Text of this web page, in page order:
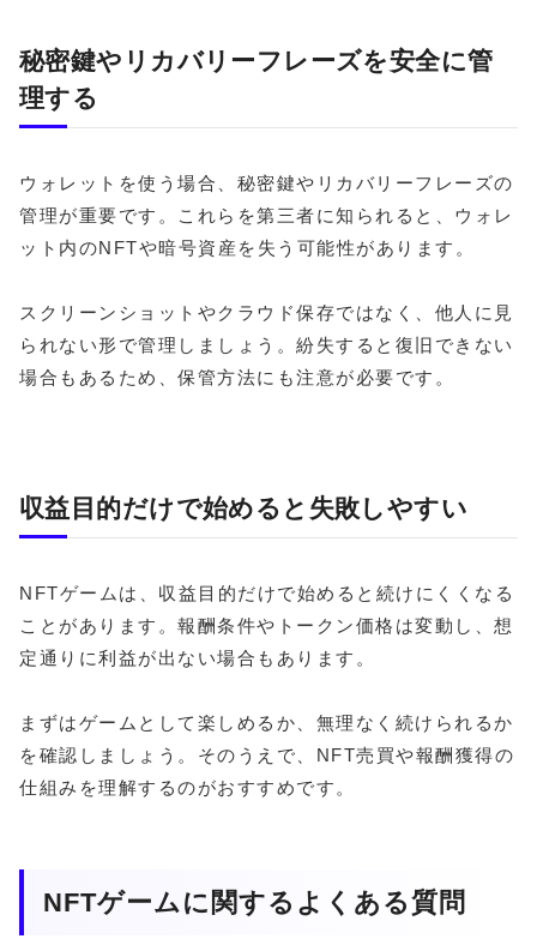
秘密鍵やリカバリーフレーズを安全に管
理する
ウォレットを使う場合、秘密鍵やリカバリーフレーズの
管理が重要です。これらを第三者に知られると、ウォレ
ット内のNFTや暗号資産を失う可能性があります。
スクリーンショットやクラウド保存ではなく、他人に見
られない形で管理しましょう。紛失すると復旧できない
場合もあるため、保管方法にも注意が必要です。
収益目的だけで始めると失敗しやすい
NFTゲームは、収益目的だけで始めると続けにくくなる
ことがあります。報酬条件やトークン価格は変動し、想
定通りに利益が出ない場合もあります。
まずはゲームとして楽しめるか、無理なく続けられるか
を確認しましょう。そのうえで、NFT売買や報酬獲得の
仕組みを理解するのがおすすめです。
NFTゲームに関するよくある質問